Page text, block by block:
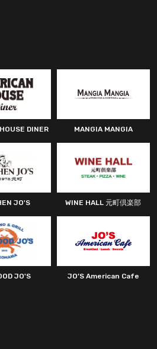
DINER MANGIA MANGIA
JO'S WINE HALL 元町倶楽部
JO'S JO’S American Cafe